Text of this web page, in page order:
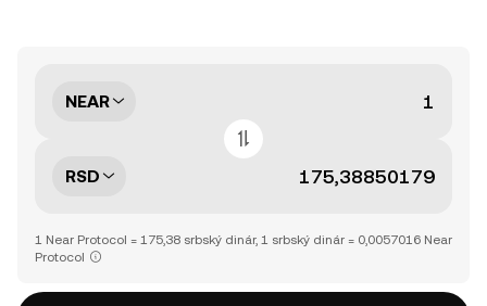
NEAR
RSD
1 Near Protocol = 175,38 srbský dinár, 1 srbský dinár = 0,0057016 Near
Protocol